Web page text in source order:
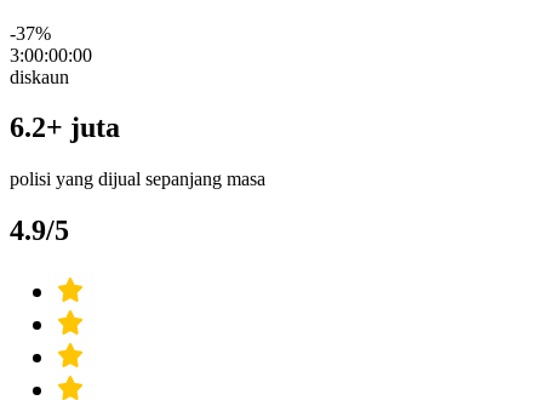
-37%
3:00:00:00
diskaun
6.2+ juta
polisi yang dijual sepanjang masa
4.9/5